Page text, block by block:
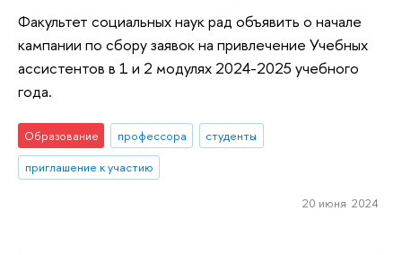
Факультет социальных наук рад объявить о начале
кампании по сбору заявок на привлечение Учебных
ассистентов в 1 и 2 модулях 2024-2025 учебного
года.
Образование профессора
студенты
приглашение к участию
20 июня 2024